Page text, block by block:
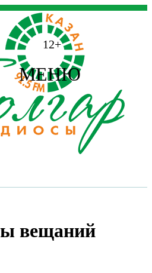
12+
МЕНЮ
вещаний